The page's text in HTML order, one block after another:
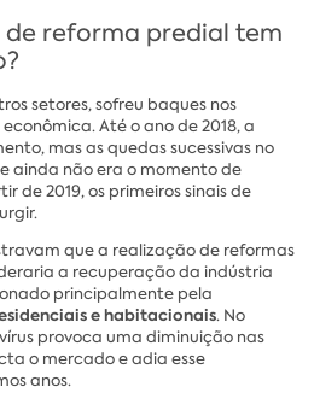
reforma predial tem
setores, sofreu baques nos
Até o ano de 2018, a
mas as quedas sucessivas no
ainda não era o momento de
de 2019, os primeiros sinais de
que a realização de reformas
a recuperação da indústria
principalmente pela
e habitacionais. No
provoca uma diminuição nas
o mercado e adia esse
anos.